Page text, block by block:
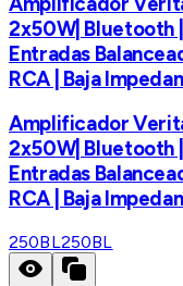
2x50W| Bluetooth |
Entradas
RCA | Baja
Amplificador
2x50W| Bluetooth |
Entradas
RCA | Baja
250BL250BL